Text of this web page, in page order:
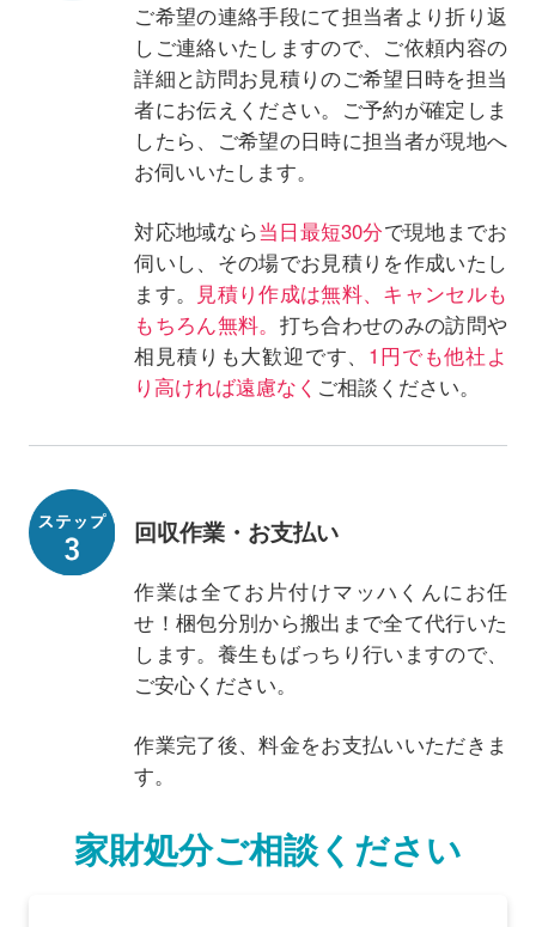
ご希望の連絡手段にて担当者より折り返
しご連絡いたしますので、ご依頼内容の
詳細と訪問お見積りのご希望日時を担当
者にお伝えください。ご予約が確定しま
したら、ご希望の日時に担当者が現地へ
お伺いいたします。
対応地域なら当日最短30分で現地までお
伺いし、その場でお見積りを作成いたし
ます。 見積り作成は無料、キャンセルも
もちろん無料。 打ち合わせのみの訪問や
相見積りも大歓迎です、 1円でも他社よ
り高ければ遠慮なく ご相談ください。
回収作業・お支払い
作業は全てお片付けマッハくんにお任
せ！梱包分別から搬出まで全て代行いた
します。養生もばっちり行いますので、
ご安心ください。
作業完了後、料金をお支払いいただきま
す。
家財処分ご相談ください